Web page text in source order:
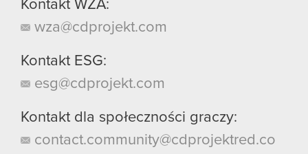
Kontakt WZA:
wza@cdprojekt.com
Kontakt ESG:
esg@cdprojekt.com
Kontakt dla społeczności graczy:
contact.community@cdprojektred.co